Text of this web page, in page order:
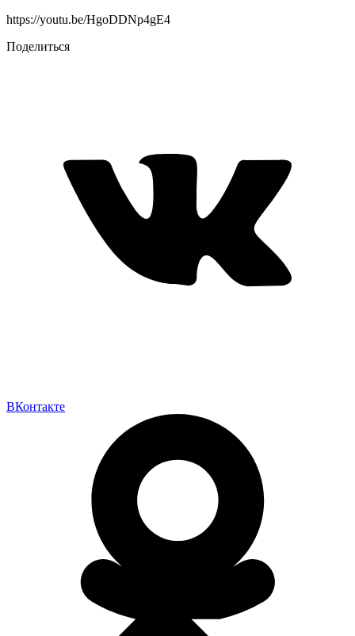
https://youtu.be/HgoDDNp4gE4
Поделиться
ВКонтакте